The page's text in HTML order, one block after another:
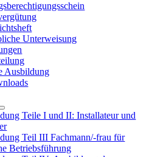
Unterweisung
Ausbildung
Teile I und II: Installateur und
Teil III Fachmann/-frau für
Betriebsführung